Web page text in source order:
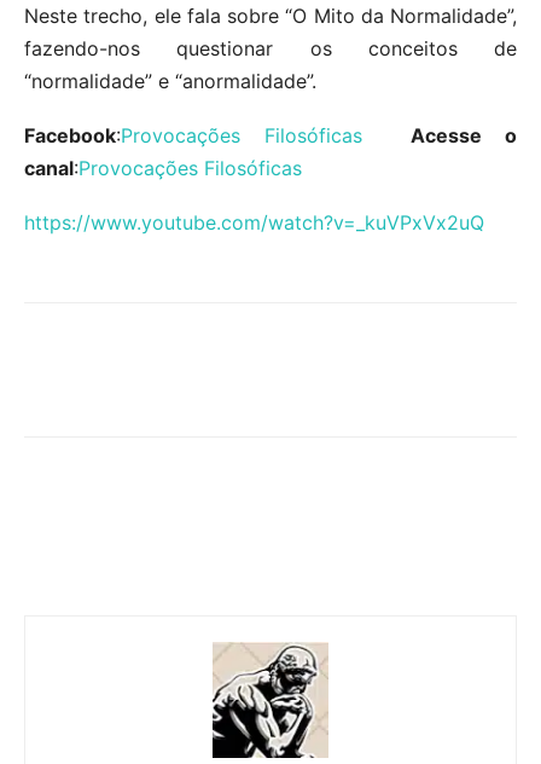
Neste trecho, ele fala sobre “O Mito da Normalidade”,
fazendo-nos questionar os conceitos de
“normalidade” e “anormalidade”.
Facebook:Provocações Filosóficas
Acesse o
canal:Provocações Filosóficas
https://www.youtube.com/watch?v=_kuVPxVx2uQ